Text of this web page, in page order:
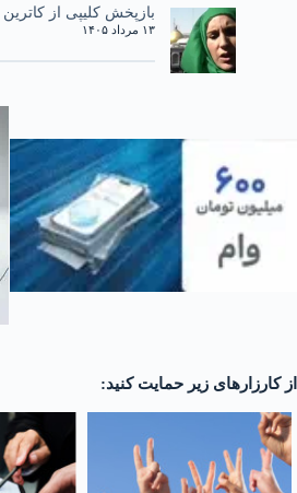
بازپخش کلیپی از
۱۳ مرداد ۱۴۰۵
از کارزارهای زیر حمایت کنید: